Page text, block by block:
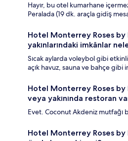
Hayır, bu otel kumarhane
Peralada (19 dk. araçla gidiş
Hotel Monterrey Roses by
yakınlarındaki imkânlar
Sıcak aylarda voleybol gibi
açık havuz, sauna ve bahçe gibi
Hotel Monterrey Roses by
veya yakınında restoran
Evet. Coconut Akdeniz mutfağı
Hotel Monterrey Roses by